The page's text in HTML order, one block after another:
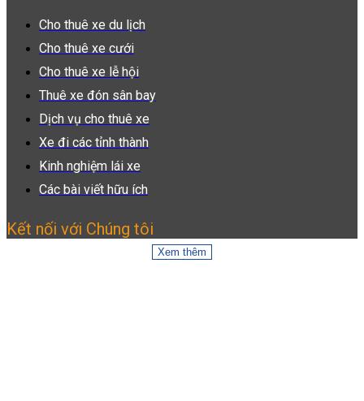
Xem thêm
Cho thuê xe du lịch
Cho thuê xe cưới
Cho thuê xe lễ hội
Thuê xe đón sân bay
Dịch vụ cho thuê xe
Xe đi các tỉnh thành
Kinh nghiệm lái xe
Các bài viết hữu ích
Kết nối với Chúng tôi